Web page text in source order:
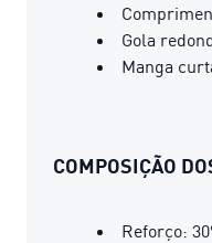
Gola
Manga
COMPOSIÇÃO
Reforço: